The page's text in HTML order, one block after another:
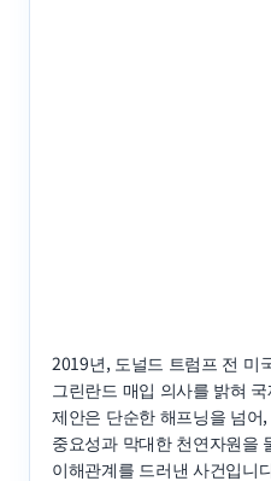
2019년, 도널드 트럼프 전 미
그린란드 매입 의사를 밝혀
제안은 단순한 해프닝을 넘어
중요성과 막대한 천연자원을
이해관계를 드러낸 사건입니